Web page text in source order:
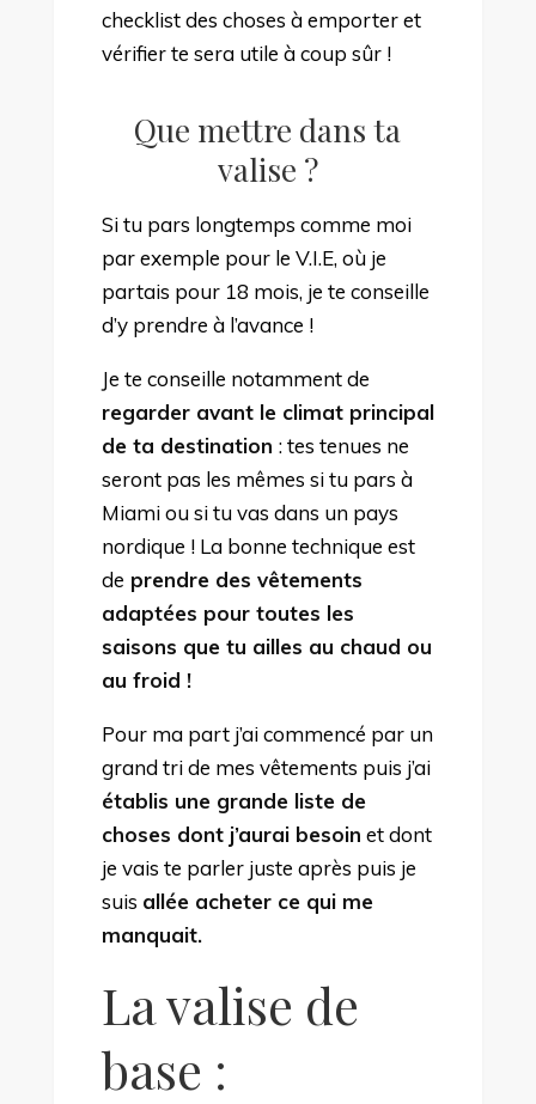
:
LA
LE
DÉPART
L’ÉTRANGER
checklist des choses à emporter et
vérifier te sera utile à coup sûr !
Que mettre dans ta
valise ?
Si tu pars longtemps comme moi
par exemple pour le V.I.E, où je
partais pour 18 mois, je te conseille
d’y prendre à l’avance !
Je te conseille notamment de
regarder avant le climat principal
de ta destination : tes tenues ne
seront pas les mêmes si tu pars à
Miami ou si tu vas dans un pays
nordique ! La bonne technique est
de prendre des vêtements
adaptées pour toutes les
saisons que tu ailles au chaud ou
au froid !
Pour ma part j’ai commencé par un
grand tri de mes vêtements puis j’ai
établis une grande liste de
choses dont j’aurai besoin et dont
je vais te parler juste après puis je
suis allée acheter ce qui me
manquait.
La valise de
base :